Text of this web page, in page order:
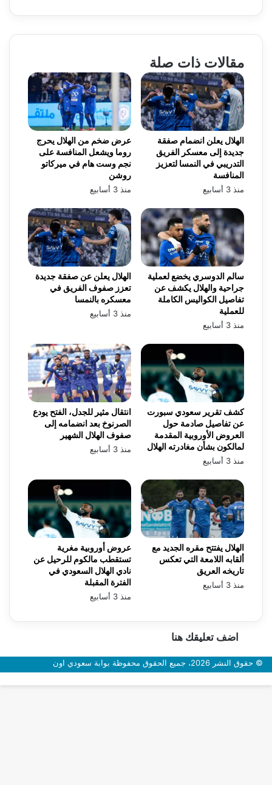
مقالات ذات صلة
عرض ضخم من الهلال يحرج
روما ويشعل المنافسة على
نجم وست هام في ميركاتو
روشن
منذ 3 أسابيع
الهلال يعلن انضمام صفقة
جديدة إلى معسكر الفريق
التدريبي في النمسا لتعزيز
المنافسة
منذ 3 أسابيع
الهلال يعلن عن صفقة جديدة
تعزز صفوف الفريق في
معسكره بالنمسا
منذ 3 أسابيع
سالم الدوسري يخضع لعملية
جراحية والهلال يكشف عن
تفاصيل الكواليس الكاملة
للعملية
منذ 3 أسابيع
انتقال مثير للجدل، الفتح يودع
الصرنوخ بعد انضمامه إلى
صفوف الهلال الشهير
منذ 3 أسابيع
كشف تقرير سعودي سبورت
عن تفاصيل صادمة حول
العروض الأوروبية المقدمة
لمالكون بشأن مغادرته الهلال
منذ 3 أسابيع
عروض أوروبية مغرية
تستقطب مالكوم للرحيل عن
نادي الهلال السعودي في
الفترة المقبلة
منذ 3 أسابيع
الهلال يفتتح مقره الجديد مع
ألقابه اللامعة التي تعكس
تاريخه العريق
منذ 3 أسابيع
اضف تعليقك هنا
© حقوق النشر 2026، جميع الحقوق محفوظة بوابة سعودي اون